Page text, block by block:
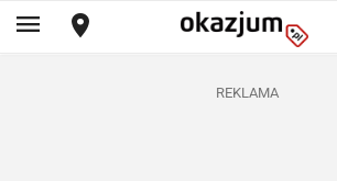
REKLAMA